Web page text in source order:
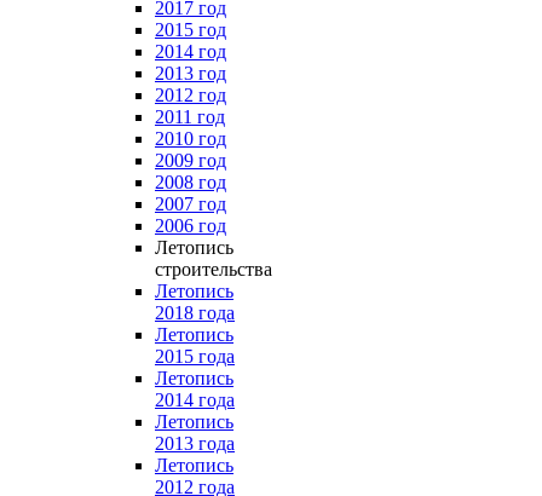
2017 год
2015 год
2014 год
2013 год
2012 год
2011 год
2010 год
2009 год
2008 год
2007 год
2006 год
Летопись
строительства
Летопись
2018 года
Летопись
2015 года
Летопись
2014 года
Летопись
2013 года
Летопись
2012 года